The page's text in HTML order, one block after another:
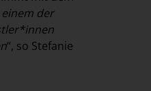
der
“, so Stefanie